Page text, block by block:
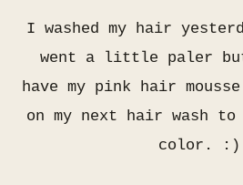
I washed my hair
went a little paler
have my pink hair
on my next hair wash
color. :)